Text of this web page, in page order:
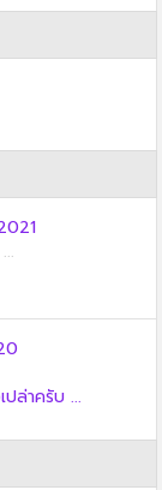
ปล่าครับ ...